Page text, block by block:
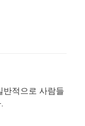
반적으로 사람들